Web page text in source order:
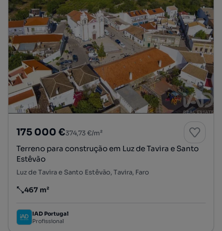
175 000 €374,73 €/m²
Terreno para construção em Luz de Tavira e Santo
Estêvão
Luz de Tavira e Santo Estêvão, Tavira, Faro
Preço por metro quadrado
467 m²
IAD Portugal
Profissional